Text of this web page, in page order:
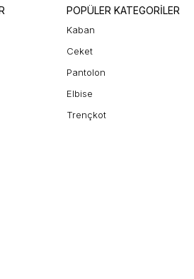
POPÜLER KATEGORİLER
Kaban
Ceket
Pantolon
Elbise
Trençkot